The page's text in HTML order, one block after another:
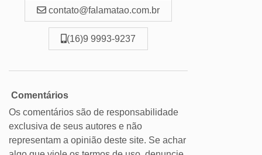
contato@falamatao.com.br
(16)9 9993-9237
Comentários
Os comentários são de responsabilidade
exclusiva de seus autores e não
representam a opinião deste site. Se achar